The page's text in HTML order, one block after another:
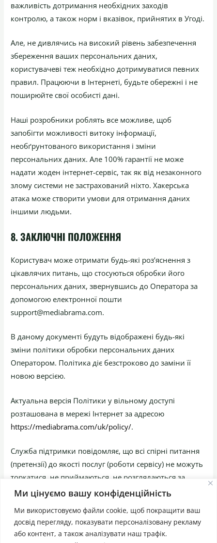
Ми цінуємо вашу конфіденційність
Ми використовуємо файли cookie, щоб покращити ваш
досвід перегляду, показувати персоналізовану рекламу
або контент, а також аналізувати наш трафік.
важливість дотримання необхідних заходів
контролю, а також норм і вказівок, прийнятих в Угоді.
Але, не дивлячись на високий рівень забезпечення
збереження ваших персональних даних,
користувачеві теж необхідно дотримуватися певних
правил. Працюючи в Інтернеті, будьте обережні і не
поширюйте свої особисті дані.
Наші розробники роблять все можливе, щоб
запобігти можливості витоку інформації,
необґрунтованого використання і зміни
персональних даних. Але 100% гарантії не може
надати жоден інтернет-сервіс, так як від незаконного
злому системи не застрахований ніхто. Хакерська
атака може створити умови для отримання даних
іншими людьми.
8. ЗАКЛЮЧНІ ПОЛОЖЕННЯ
Користувач може отримати будь-які роз’яснення з
цікавлячих питань, що стосуються обробки його
персональних даних, звернувшись до Оператора за
допомогою електронної пошти
support@mediabrama.com.
В даному документі будуть відображені будь-які
зміни політики обробки персональних даних
Оператором. Політика діє безстроково до заміни її
новою версією.
Актуальна версія Політики у вільному доступі
розташована в мережі Інтернет за адресою
https://mediabrama.com/uk/policy/.
Служба підтримки повідомляє, що всі спірні питання
(претензії) до якості послуг (роботи сервісу) не можуть
торкатися, не приймаються, не розглядаються за
період більше 30 (тридцяти) календарни